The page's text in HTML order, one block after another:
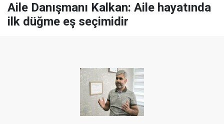
Aile Danışmanı Kalkan: Aile hayatında
ilk düğme eş seçimidir